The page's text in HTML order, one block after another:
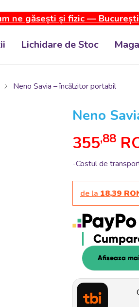
ne găsești și fizic —
Lichidare de Stoc
Neno Savia – încălzitor portabil
Neno
355,88
-Costul de
de la 18,39
Afiseaza